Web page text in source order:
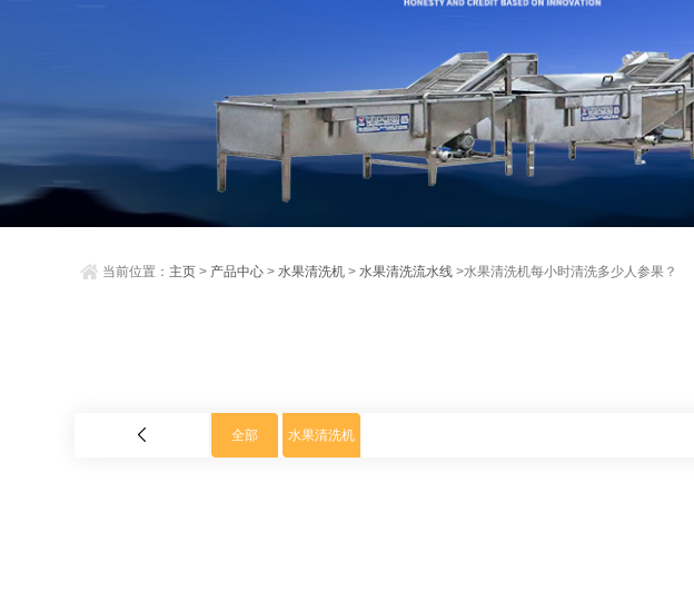
当前位置： 主页 > 产品中心 >水果清洗机 >水果清洗流水线 >水果清洗机每小时清洗多少人参果？
全部 水果清洗机